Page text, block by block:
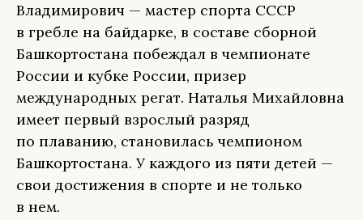
Владимирович — мастер спорта СССР
в гребле на байдарке, в составе сборной
Башкортостана побеждал в чемпионате
России и кубке России, призер
международных регат. Наталья Михайловна
имеет первый взрослый разряд
по плаванию, становилась чемпионом
Башкортостана. У каждого из пяти детей —
свои достижения в спорте и не только
в нем.